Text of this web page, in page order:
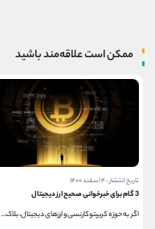
ممکن است علاقه‌مند باشید
تاریخ انتشار : ۴ اسفند ۱۴۰۰
3 گام برای خبرخوانی صحیح ارز دیجیتال
اگر به حوزه کریپتوکارنسی و ارزهای دیجیتال، بلاک...